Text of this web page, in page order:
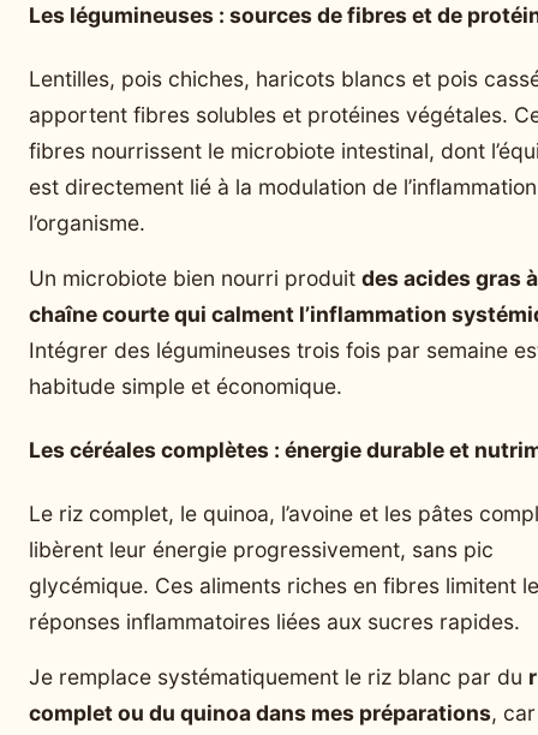
Les légumineuses : sources de fibres et de
Lentilles, pois chiches, haricots blancs et pois
apportent fibres solubles et protéines végétales.
fibres nourrissent le microbiote intestinal, dont
est directement lié à la modulation de
l’organisme.
Un microbiote bien nourri produit des acides gras à
chaîne courte qui calment l’inflammation
Intégrer des légumineuses trois fois par semaine
habitude simple et économique.
Les céréales complètes : énergie durable et
Le riz complet, le quinoa, l’avoine et les pâtes
libèrent leur énergie progressivement, sans pic
glycémique. Ces aliments riches en fibres limitent
réponses inflammatoires liées aux sucres rapides.
Je remplace systématiquement le riz blanc par du
complet ou du quinoa dans mes préparations, car